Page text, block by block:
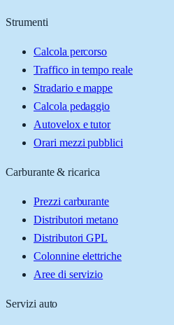
Strumenti
Calcola percorso
Traffico in tempo reale
Stradario e mappe
Calcola pedaggio
Autovelox e tutor
Orari mezzi pubblici
Carburante & ricarica
Prezzi carburante
Distributori metano
Distributori GPL
Colonnine elettriche
Aree di servizio
Servizi auto